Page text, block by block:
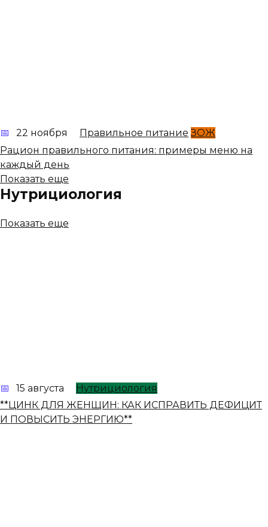
22 ноября Правильное питание ЗОЖ
Рацион правильного питания: примеры меню на
каждый день
Показать еще
Нутрициология
Показать еще
15 августа
Нутрициология
**ЦИНК ДЛЯ ЖЕНЩИН: КАК ИСПРАВИТЬ ДЕФИЦИТ
И ПОВЫСИТЬ ЭНЕРГИЮ**